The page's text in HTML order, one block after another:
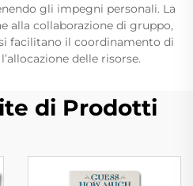
gli impegni personali. La
alla collaborazione di gruppo,
facilitano il coordinamento di
delle risorse.
di Prodotti